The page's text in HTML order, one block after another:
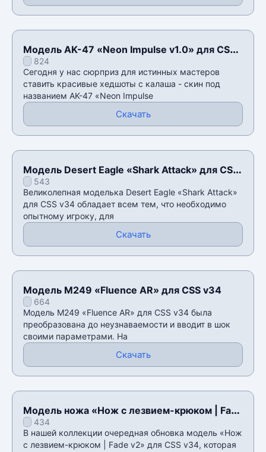
Модель AK-47 «Neon Impulse v1.0» для CSS
v34824
Сегодня у нас сюрприз для истинных мастеров
ставить красивые хедшоты с калаша - скин под
названием AK-47 «Neon Impulse
Скачать
Модель Desert Eagle «Shark Attack» для CSS
v34543
Великолепная моделька Desert Eagle «Shark Attack»
для CSS v34 обладает всем тем, что необходимо
опытному игроку, для
Скачать
Модель M249 «Fluence AR» для CSS v34
664
Модель M249 «Fluence AR» для CSS v34 была
преобразована до неузнаваемости и вводит в шок
своими параметрами. На
Скачать
Модель ножа «Нож с лезвием-крюком | Fade
v2» для CSS v34
434
В нашей коллекции очередная обновка модель «Нож
с лезвием-крюком | Fade v2» для CSS v34, которая